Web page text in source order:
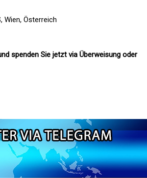
Wien, Österreich
spenden Sie jetzt via Überweisung oder